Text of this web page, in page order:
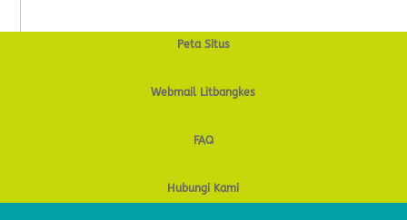
Peta Situs
Webmail Litbangkes
FAQ
Hubungi Kami